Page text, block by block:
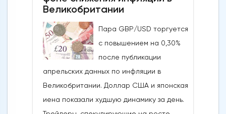
рос до тех пор, пока за неделю до
21Shares и ARK не утвердили спотовые ETF
на Ethereum. К счастью для Ethereum, в
понедельник, 20 мая, ожидания стали
более оптимистичными, что помогло
криптовалюте вырасти более чем на 20%.
Таким образом, Ethereum преодолел
Великобритании
Пара GBP/USD торгуется
с повышением на 0,30%
после публикации
апрельских данных по инфляции в
Великобритании. Доллар США и японская
иена показали худшую динамику за день.